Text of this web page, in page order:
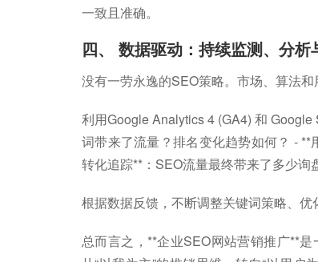
一致且准确。
四、 数据驱动：持续监测、分析
没有一劳永逸的SEO策略。市场、算法
利用Google Analytics 4 (GA4) 和
词带来了流量？排名变化趋势如何？ -
转化追踪**：SEO流量最终带来了多少询
根据数据反馈，不断调整关键词策略、优
总而言之，**企业SEO网站营销推广**